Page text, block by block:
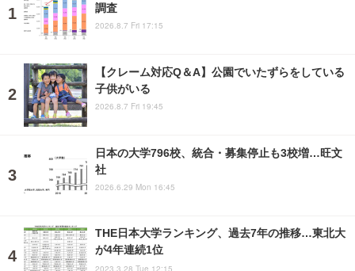
調査
2026.8.7 Fri 17:15
【クレーム対応Q＆A】公園でいたずらをしている
子供がいる
2026.8.7 Fri 19:45
日本の大学796校、統合・募集停止も3校増…旺文
社
2026.6.29 Mon 16:45
THE日本大学ランキング、過去7年の推移…東北大
が4年連続1位
2023.3.28 Tue 12:15